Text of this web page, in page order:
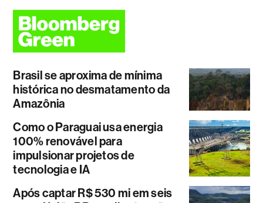
Brasil se aproxima de mínima
histórica no desmatamento da
Amazônia
Como o Paraguai usa energia
100% renovável para
impulsionar projetos de
tecnologia e IA
Após captar R$ 530 mi em seis